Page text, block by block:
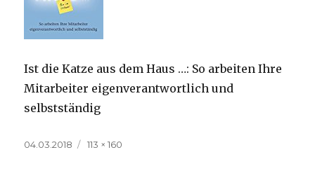
Ist die Katze aus dem Haus …: So arbeiten Ihre
Mitarbeiter eigenverantwortlich und
selbstständig
Veröffentlicht
04.03.2018
Volle
113 × 160